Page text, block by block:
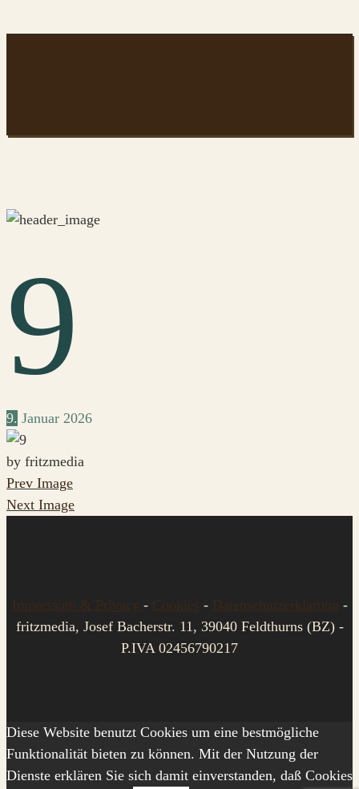
9
9. Januar 2026
by fritzmedia
Prev Image
Next Image
Impressum & Privacy - Cookies - Datenschutzerklärung -
fritzmedia, Josef Bacherstr. 11, 39040 Feldthurns (BZ) -
P.IVA 02456790217
Diese Website benutzt Cookies um eine bestmögliche
Funktionalität bieten zu können. Mit der Nutzung der
Dienste erklären Sie sich damit einverstanden, daß Cookies